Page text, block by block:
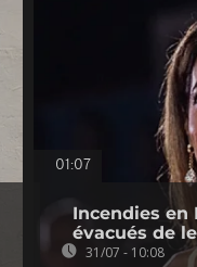
01:07
Incendies en
évacués de
31/07 - 10:08